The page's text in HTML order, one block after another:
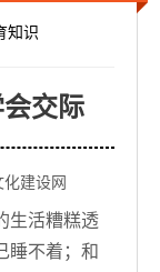
知识
交际
建设网
活糟糕透
睡不着；和